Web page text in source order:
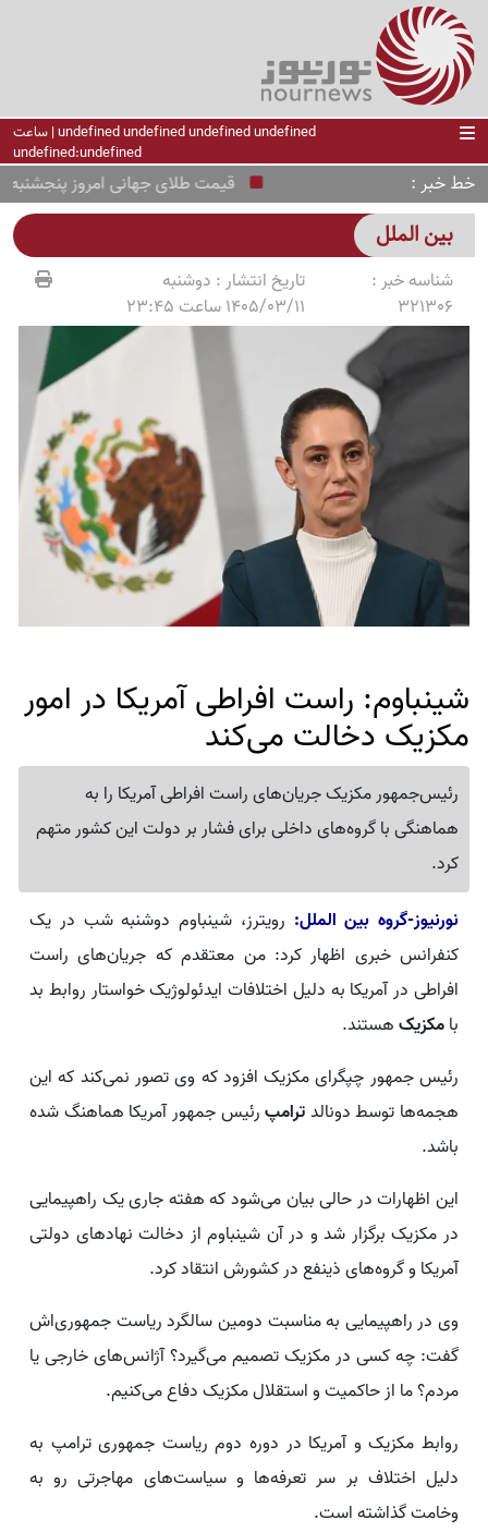
undefined undefined undefined undefined | ساعت
undefined:undefined
خط خبر قیمت طلای جهانی امروز پنجشنبه 15 مرداد 1405
بین الملل
شناسه خبر :
321306
تاریخ انتشار : دوشنبه
1405/03/11 ساعت 23:45
شینباوم: راست افراطی آمریکا در امور
مکزیک دخالت می‌کند
رئیس‌جمهور مکزیک جریان‌های راست افراطی آمریکا را به
هماهنگی با گروه‌های داخلی برای فشار بر دولت این کشور متهم
کرد.
نورنیوز-گروه بین الملل: رویترز، شینباوم دوشنبه شب در یک
کنفرانس خبری اظهار کرد: من معتقدم که جریان‌های راست
افراطی در آمریکا به دلیل اختلافات ایدئولوژیک خواستار روابط بد
بامکزیکهستند.
رئیس جمهور چپگرای مکزیک افزود که وی تصور نمی‌کند که این
هجمه‌ها توسط دونالدترامپرئیس جمهور آمریکا هماهنگ شده
باشد.
این اظهارات در حالی بیان می‌شود که هفته جاری یک راهپیمایی
در مکزیک برگزار شد و در آن شینباوم از دخالت نهادهای دولتی
آمریکا و گروه‌های ذینفع در کشورش انتقاد کرد.
وی در راهپیمایی به مناسبت دومین سالگرد ریاست جمهوری‌اش
گفت: چه کسی در مکزیک تصمیم می‌گیرد؟ آژانس‌های خارجی یا
مردم؟ ما از حاکمیت و استقلال مکزیک دفاع می‌کنیم.
روابط مکزیک و آمریکا در دوره دوم ریاست جمهوری ترامپ به
دلیل اختلاف بر سر تعرفه‌ها و سیاست‌های مهاجرتی رو به
وخامت گذاشته است.